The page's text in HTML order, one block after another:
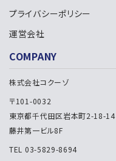
プライバシーポリシー
運営会社
COMPANY
株式会社コクーゾ
〒101-0032
東京都千代田区岩本町2-18-14
藤井第一ビル8F
TEL 03-5829-8694